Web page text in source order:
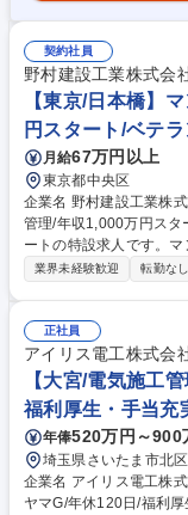
契約社員
野村建設工業株式会
【東京/日本橋】
円スタート/ベテ
月給67万円以上
東京都中央区
企業名 野村建設工業株式会社 求人名 【東京/日本橋】マンシ
管理/年収1,000万円スタート/ベテラン歓
ートの特設求人です。
て工程/品質/予算/安全
まで幅広い大型案件を受
件に集中。リフォーム
【長期出張】ほとんど
のOJTが丁寧。ご経験に
当社業務全般 募集職種 【東京/日本橋】マンション等の施工管理/年収1,00
0万円スタート/ベテラン
業界未経験歓迎 転勤なし
正社員
アイリス電工株式会
【大宮/電気施工
福利厚生・手当充
年俸520万円～900
埼玉県さいたま市北区
企業名 アイリス電工株式会社 求人名 【大宮/電気施工管理】
ヤマG/年休120日/福利厚生・手当充実 仕事の